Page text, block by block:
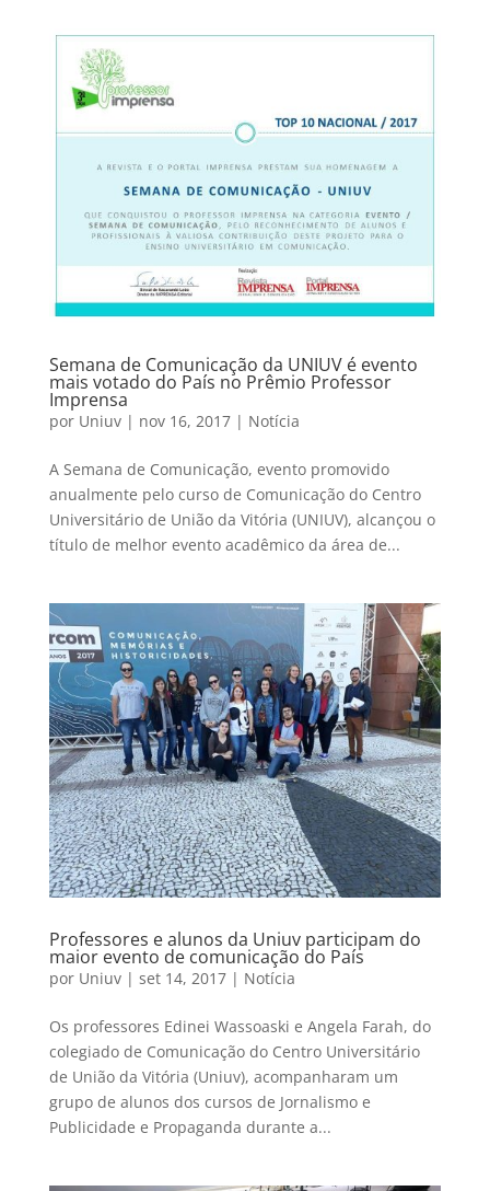
Semana de Comunicação da UNIUV é evento
mais votado do País no Prêmio Professor
Imprensa
por Uniuv| nov 16, 2017| Notícia
A Semana de Comunicação, evento promovido
anualmente pelo curso de Comunicação do Centro
Universitário de União da Vitória (UNIUV), alcançou o
título de melhor evento acadêmico da área de...
Professores e alunos da Uniuv participam do
maior evento de comunicação do País
por Uniuv| set 14, 2017| Notícia
Os professores Edinei Wassoaski e Angela Farah, do
colegiado de Comunicação do Centro Universitário
de União da Vitória (Uniuv), acompanharam um
grupo de alunos dos cursos de Jornalismo e
Publicidade e Propaganda durante a...